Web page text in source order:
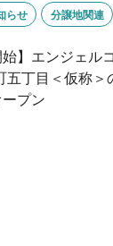
らせ 分譲地関連
】エンジェルコ
五丁目＜仮称＞
プン